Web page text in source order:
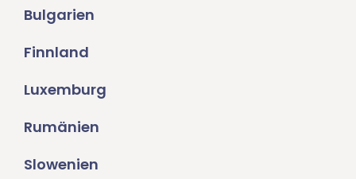
Bulgarien
Finnland
Luxemburg
Rumänien
Slowenien